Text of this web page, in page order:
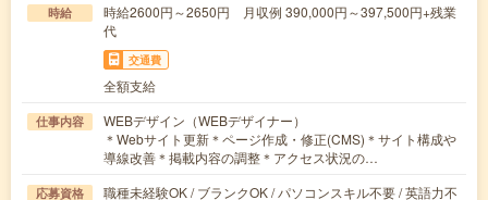
時給
時給2600円～2650円 月収例 390,000円～397,500円+残業
代
交通費
全額支給
仕事内容
WEBデザイン（WEBデザイナー）
＊Webサイト更新＊ページ作成・修正(CMS)＊サイト構成や
導線改善＊掲載内容の調整＊アクセス状況の…
応募資格
職種未経験OK / ブランクOK / パソコンスキル不要 / 英語力不